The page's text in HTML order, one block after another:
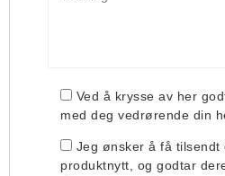
Ved å krysse av her
med deg vedrørende din
Jeg ønsker å få tilsendt
produktnytt, og godtar